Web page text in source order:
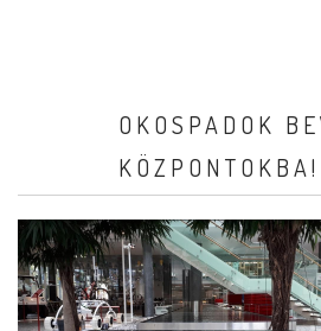
OKOSPADOK
KÖZPONTOKBA!